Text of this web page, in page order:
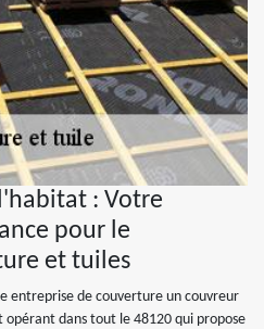
: Votre
pour le
et tuiles
entreprise de couverture un couvreur
opérant dans tout le 48120 qui propose